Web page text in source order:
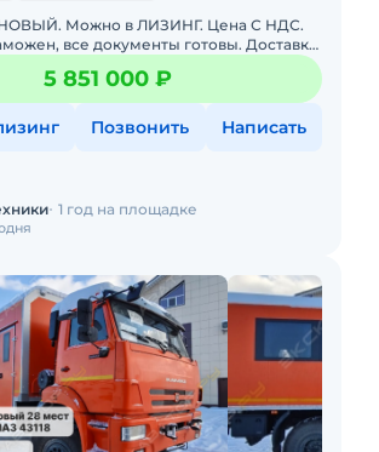
Можно в ЛИЗИНГ. Цена С НДС.
все документы готовы. Доставка
ООО "МирСпецТехники" является
5 851 000 ₽
Позвонить Написать
1 год на площадке